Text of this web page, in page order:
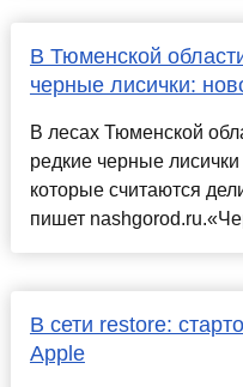
В Тюменской
черные лисички:
В лесах Тюменской
редкие черные
которые считаются
пишет
В сети restore:
Apple